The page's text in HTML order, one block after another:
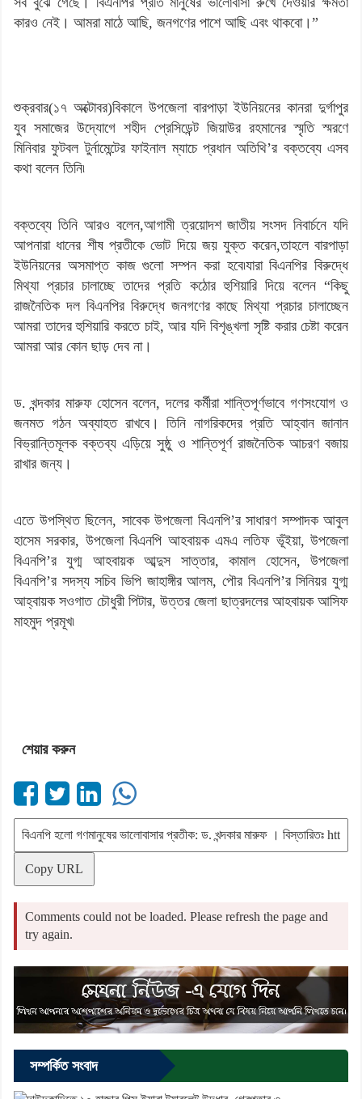
কারও নেই। আমরা মাঠে আছি, জনগণের পাশে আছি এবং থাকবো।”
শুক্রবার(১৭ অক্টোবর)বিকালে উপজেলা বারপাড়া ইউনিয়নের কানরা দুর্গাপুর
যুব সমাজের উদ্যোগে শহীদ প্রেসিডেন্ট জিয়াউর রহমানের স্মৃতি স্মরণে
মিনিবার ফুটবল টুর্নামেন্টের ফাইনাল ম্যাচে প্রধান অতিথি’র বক্তব্যে এসব
কথা বলেন তিনি৷
বক্তব্যে তিনি আরও বলেন,আগামী ত্রয়োদশ জাতীয় সংসদ নিবার্চনে যদি
আপনারা ধানের শীষ প্রতীকে ভোট দিয়ে জয় যুক্ত করেন,তাহলে বারপাড়া
ইউনিয়নের অসমাপ্ত কাজ গুলো সম্পন করা হবে৷যারা বিএনপির বিরুদ্ধে
মিথ্যা প্রচার চালাচ্ছে তাদের প্রতি কঠোর হুশিয়ারি দিয়ে বলেন “কিছু
রাজনৈতিক দল বিএনপির বিরুদ্ধে জনগণের কাছে মিথ্যা প্রচার চালাচ্ছেন
আমরা তাদের হুশিয়ারি করতে চাই, আর যদি বিশৃঙ্খলা সৃষ্টি করার চেষ্টা করেন
আমরা আর কোন ছাড় দেব না।
ড. খন্দকার মারুফ হোসেন বলেন, দলের কর্মীরা শান্তিপূর্ণভাবে গণসংযোগ ও
জনমত গঠন অব্যাহত রাখবে। তিনি নাগরিকদের প্রতি আহ্বান জানান
বিভ্রান্তিমূলক বক্তব্য এড়িয়ে সুষ্ঠু ও শান্তিপূর্ণ রাজনৈতিক আচরণ বজায়
রাখার জন্য।
এতে উপস্থিত ছিলেন, সাবেক উপজেলা বিএনপি’র সাধারণ সম্পাদক আবুল
হাসেম সরকার, উপজেলা বিএনপি আহবায়ক এমএ লতিফ ভূঁইয়া, উপজেলা
বিএনপি’র যুগ্ম আহবায়ক আব্দুস সাত্তার, কামাল হোসেন, উপজেলা
বিএনপি’র সদস্য সচিব ভিপি জাহাঙ্গীর আলম, পৌর বিএনপি’র সিনিয়র যুগ্ম
আহ্বায়ক সওগাত চৌধুরী পিটার, উত্তর জেলা ছাত্রদলের আহবায়ক আসিফ
মাহমুদ প্রমূখ৷
শেয়ার করুন
Copy URL
Comments could not be loaded. Please refresh the page and
try again.
সম্পর্কিত সংবাদ